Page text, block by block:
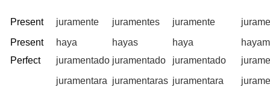
Present juramente juramentes juramente
Present
Perfect
haya
juramentado
hayas
juramentado
haya
juramentado
juramentara juramentaras juramentara